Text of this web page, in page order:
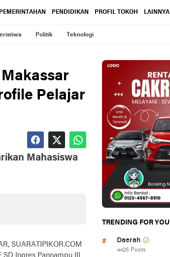
PEMERINTAHAN PENDIDIKAN PROFIL TOKOH LAINNYA
Politik Teknologi
Pelajar
Mahasiswa
SUARATIPIKOR.COM
TRENDING FOR YOU
Daerah
4425 Posts